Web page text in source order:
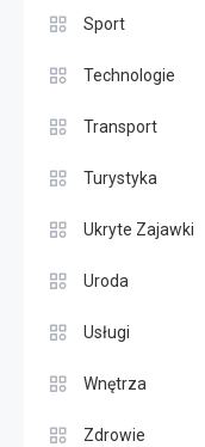
Sport
Technologie
Transport
Turystyka
Ukryte Zajawki
Uroda
Usługi
Wnętrza
Zdrowie